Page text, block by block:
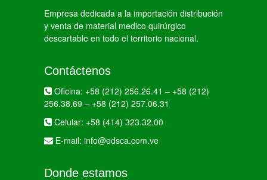
Empresa dedicada a la importación distribución
y venta de material medico quirúrgico
descartable en todo el territorio nacional.
Contáctenos
Oficina: +58 (212) 256.26.41 – +58 (212)
256.38.69 – +58 (212) 257.06.31
Celular: +58 (414) 323.32.00
E-mail: info@edsca.com.ve
Donde estamos